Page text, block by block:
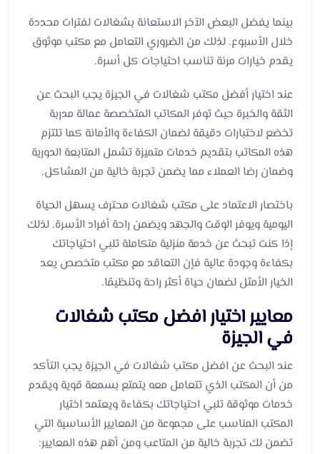
بينما يفضل البعض الآخر الاستعانة بشغالات لفترات محددة
خلال الأسبوع. لذلك من الضروري التعامل مع مكتب موثوق
يقدم خيارات مرنة تناسب احتياجات كل أسرة.
عند اختيار أفضل مكتب شغالات في الجيزة يجب البحث عن
الثقة والخبرة حيث توفر المكاتب المتخصصة عمالة مدربة
تخضع لاختبارات دقيقة لضمان الكفاءة والأمانة كما تلتزم
هذه المكاتب بتقديم خدمات متميزة تشمل المتابعة الدورية
وضمان رضا العملاء مما يضمن تجربة خالية من المشاكل.
باختصار الاعتماد على مكتب شغالات محترف يسهل الحياة
اليومية ويوفر الوقت والجهد ويضمن راحة أفراد الأسرة. لذلك
إذا كنت تبحث عن خدمة منزلية متكاملة تلبي احتياجاتك
بكفاءة وجودة عالية فإن التعاقد مع مكتب متخصص يعد
الخيار الأمثل لضمان حياة أكثر راحة وتنظيمًا.
معايير اختيار افضل مكتب شغالات
في الجيزة
عند البحث عن افضل مكتب شغالات في الجيزة يجب التأكد
من أن المكتب الذي تتعامل معه يتمتع بسمعة قوية ويقدم
خدمات موثوقة تلبي احتياجاتك بكفاءة ويعتمد اختيار
المكتب المناسب على مجموعة من المعايير الأساسية التي
تضمن لك تجربة خالية من المتاعب ومن أهم هذه المعايير: